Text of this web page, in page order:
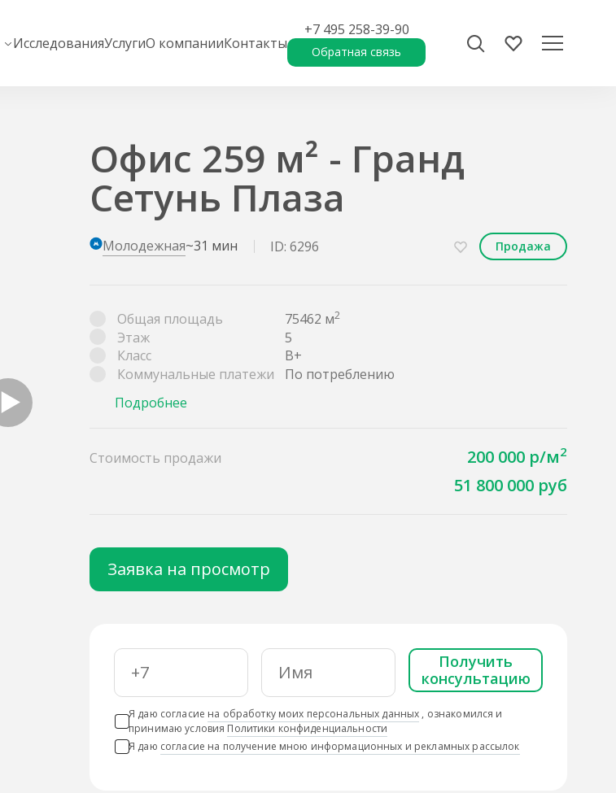
ИсследованияУслугиО компанииКонтакты
+7 495 258-39-90
Обратная связь
Офис 259 м² - Гранд
Сетунь Плаза
Молодежная~31 мин ID: 6296 Продажа
Общая площадь 75462 м2
Этаж
5
Класс
B+
Коммунальные платежи
По потреблению
Подробнее
Стоимость продажи 200 000 р/м2
51 800 000 руб
Заявка на просмотр
Получить
консультацию
Я даю согласие на обработку моих персональных данных , ознакомился и
принимаю условия Политики конфиденциальности
Я даю согласие на получение мною информационных и рекламных рассылок